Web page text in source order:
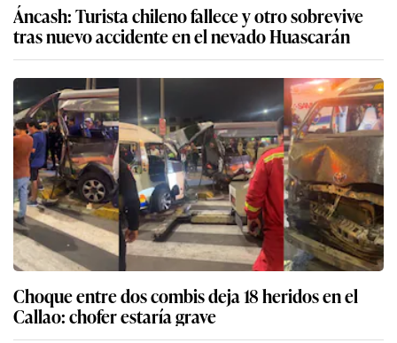
Áncash: Turista chileno fallece y otro sobrevive
tras nuevo accidente en el nevado Huascarán
Choque entre dos combis deja 18 heridos en el
Callao: chofer estaría grave